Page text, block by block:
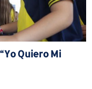
Quiero Mi